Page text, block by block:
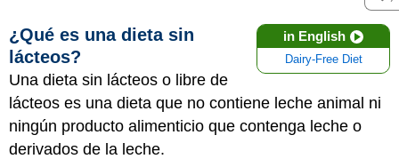
in English
Dairy-Free Diet
¿Qué es una dieta sin
lácteos?
Una dieta sin lácteos o libre de
lácteos es una dieta que no contiene leche animal ni
ningún producto alimenticio que contenga leche o
derivados de la leche.